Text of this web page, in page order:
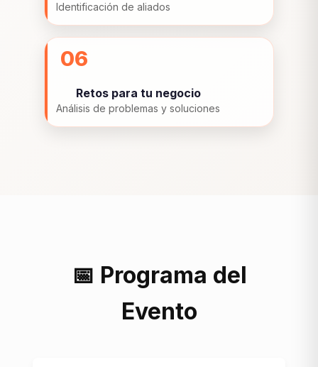
Identificación de aliados
06
Retos para tu negocio
Análisis de problemas y soluciones
📅 Programa del
Evento